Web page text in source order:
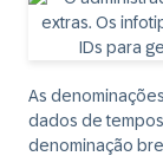
As
dados de
denominação